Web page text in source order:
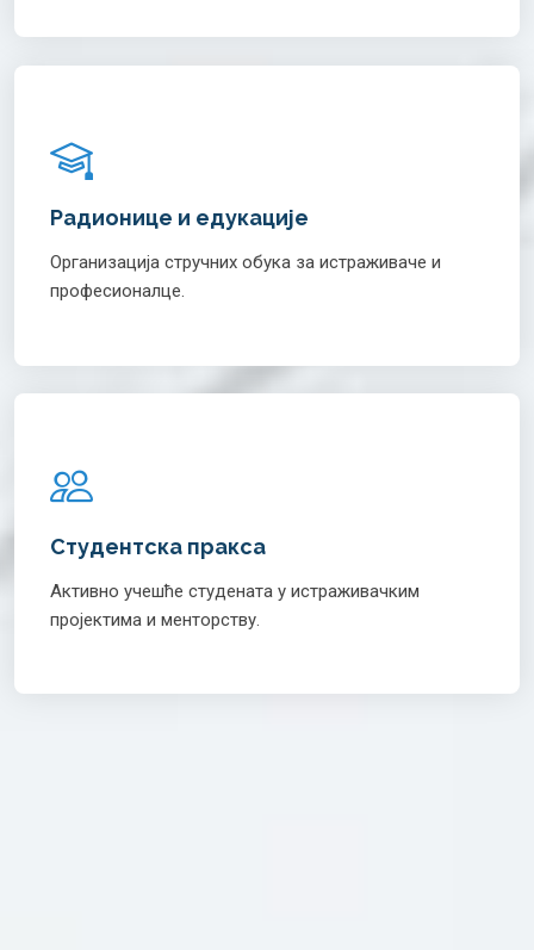
Радионице и едукације
Организација стручних обука за истраживаче и
професионалце.
Студентска пракса
Активно учешће студената у истраживачким
пројектима и менторству.